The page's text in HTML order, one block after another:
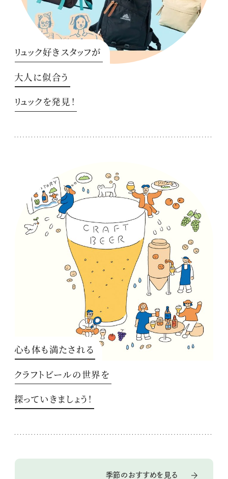
リュック好きスタッフが
大人に似合う
リュックを発見！
心も体も満たされる
クラフトビールの世界を
探っていきましょう！
季節のおすすめを見る